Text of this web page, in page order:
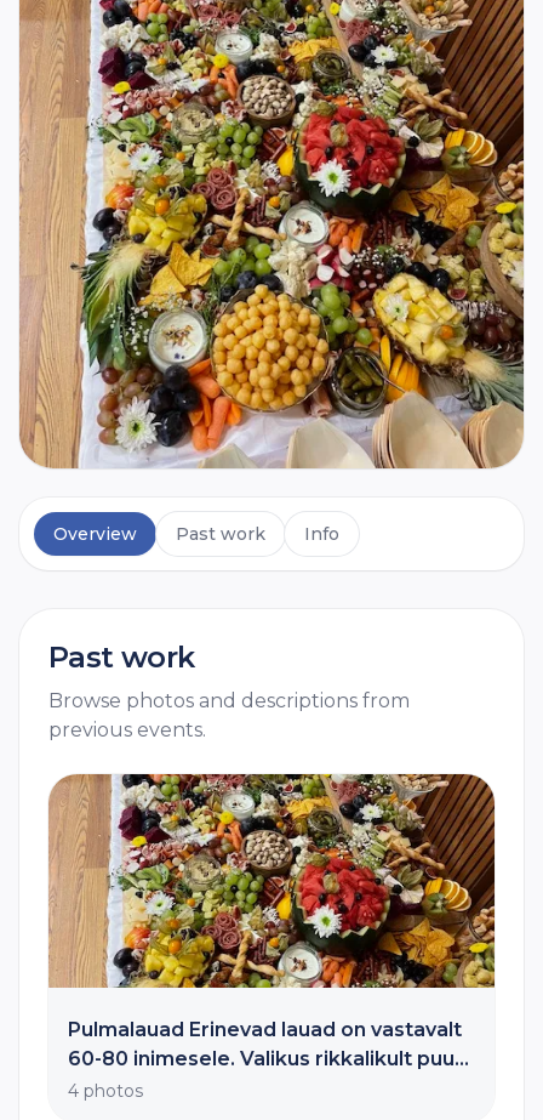
Overview Past work Info
Past work
Browse photos and descriptions from
previous events.
Pulmalauad Erinevad lauad on vastavalt
60-80 inimesele. Valikus rikkalikult puu-
ja köögivilju, marju ning juustu- ja
4 photos